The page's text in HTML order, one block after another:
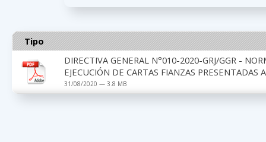
Tipo
DIRECTIVA GENERAL N°010-2020-GRJ/GGR -
EJECUCIÓN DE CARTAS FIANZAS
31/08/2020 — 3.8 MB